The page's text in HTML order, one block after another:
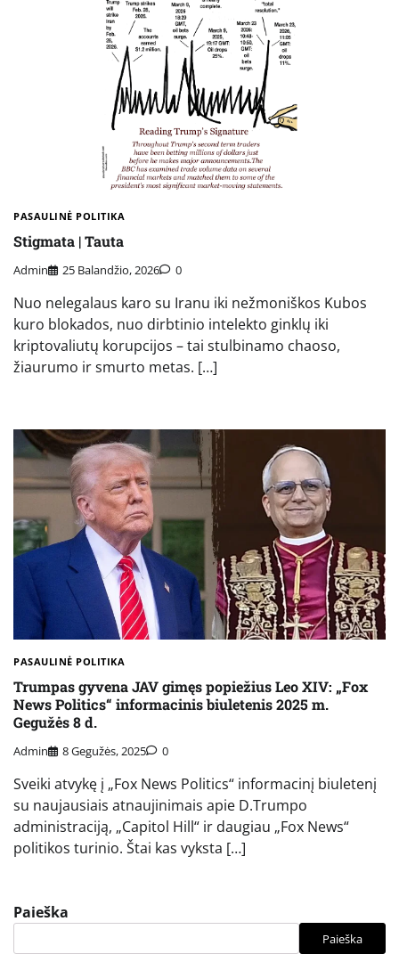
PASAULINĖ POLITIKA
Stigmata | Tauta
Admin 25 Balandžio, 2026 0
Nuo nelegalaus karo su Iranu iki nežmoniškos Kubos
kuro blokados, nuo dirbtinio intelekto ginklų iki
kriptovaliutų korupcijos – tai stulbinamo chaoso,
žiaurumo ir smurto metas. […]
PASAULINĖ POLITIKA
Trumpas gyvena JAV gimęs popiežius Leo XIV: „Fox
News Politics“ informacinis biuletenis 2025 m.
Gegužės 8 d.
Admin 8 Gegužės, 2025 0
Sveiki atvykę į „Fox News Politics“ informacinį biuletenį
su naujausiais atnaujinimais apie D.Trumpo
administraciją, „Capitol Hill“ ir daugiau „Fox News“
politikos turinio. Štai kas vyksta […]
Paieška
Paieška